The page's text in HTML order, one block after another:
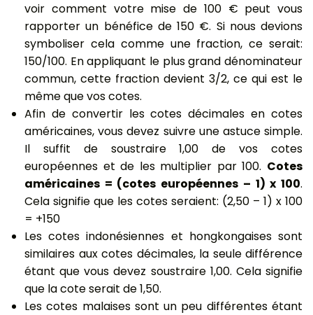
voir comment votre mise de 100 € peut vous
rapporter un bénéfice de 150 €. Si nous devions
symboliser cela comme une fraction, ce serait:
150/100. En appliquant le plus grand dénominateur
commun, cette fraction devient 3/2, ce qui est le
même que vos cotes.
Afin de convertir les cotes décimales en cotes
américaines, vous devez suivre une astuce simple.
Il suffit de soustraire 1,00 de vos cotes
européennes et de les multiplier par 100. Cotes
américaines = (cotes européennes – 1) x 100.
Cela signifie que les cotes seraient: (2,50 – 1) x 100
= +150
Les cotes indonésiennes et hongkongaises sont
similaires aux cotes décimales, la seule différence
étant que vous devez soustraire 1,00. Cela signifie
que la cote serait de 1,50.
Les cotes malaises sont un peu différentes étant